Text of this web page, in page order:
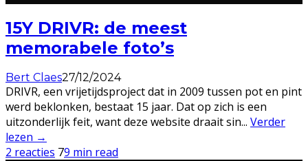
15Y DRIVR: de meest
memorabele foto’s
Bert Claes27/12/2024
DRIVR, een vrijetijdsproject dat in 2009 tussen pot en pint
werd beklonken, bestaat 15 jaar. Dat op zich is een
uitzonderlijk feit, want deze website draait sin... Verder
lezen →
2 reacties 79 min read